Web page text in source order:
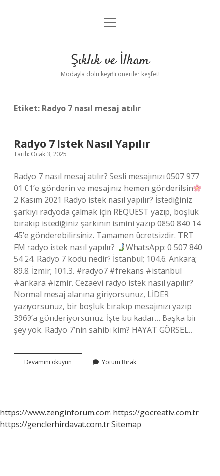
Anasayfa
Yasal Uyarı
menüyü
Şıklık ve İlham
Modayla dolu keyifli öneriler keşfet!
Etiket: Radyo 7 nasıl mesaj atılır
Radyo 7 Istek Nasıl Yapılır
Tarih: Ocak 3, 2025
Radyo 7 nasıl mesaj atılır? Sesli mesajınızı 0507 977
01 01’e gönderin ve mesajınız hemen gönderilsin
2 Kasım 2021 Radyo istek nasıl yapılır? İstediğiniz
şarkıyı radyoda çalmak için REQUEST yazıp, boşluk
bırakıp istediğiniz şarkının ismini yazıp 0850 840 14
45’e gönderebilirsiniz. Tamamen ücretsizdir. TRT
FM radyo istek nasıl yapılır?
WhatsApp: 0 507 840
54 24. Radyo 7 kodu nedir? İstanbul; 104.6. Ankara;
89.8. İzmir; 101.3. #radyo7 #frekans #istanbul
#ankara #izmir. Cezaevi radyo istek nasıl yapılır?
Normal mesaj alanına giriyorsunuz, LİDER
yazıyorsunuz, bir boşluk bırakıp mesajınızı yazıp
3969’a gönderiyorsunuz. İşte bu kadar… Başka bir
şey yok. Radyo 7’nin sahibi kim? HAYAT GÖRSEL…
Devamını okuyun
7
Yorum Bırak
https://www.zenginforum.com https://gocreativ.com.tr
https://genclerhirdavat.com.trSitemap